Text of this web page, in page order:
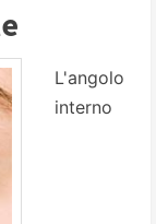
L'angolo
interno